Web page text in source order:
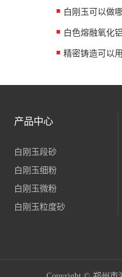
白刚玉可以做
白色熔融氧化
精密铸造可以
产品中心
白刚玉段砂
白刚玉细粉
白刚玉微粉
白刚玉粒度砂